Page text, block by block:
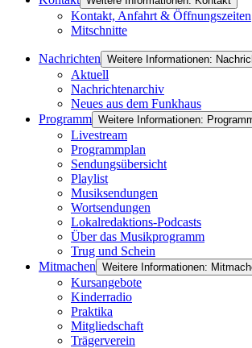
Kontakt, Anfahrt & Öffnungszeiten
Mitschnitte
Nachrichten Weitere Informationen:
Aktuell
Nachrichtenarchiv
Neues aus dem Funkhaus
Programm Weitere Informationen:
Livestream
Programmplan
Sendungsübersicht
Playlist
Musiksendungen
Wortsendungen
Lokalredaktions-Podcasts
Über das Musikprogramm
Trug und Schein
Mitmachen Weitere Informationen:
Kursangebote
Kinderradio
Praktika
Mitgliedschaft
Trägerverein